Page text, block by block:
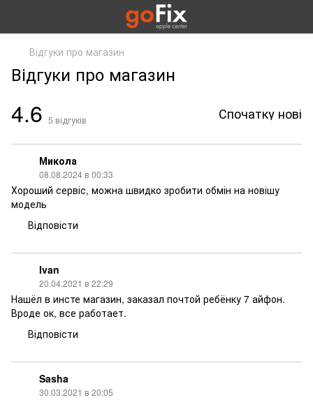
Відгуки про магазин
Відгуки про магазин
4.6 5 відгуків Спочатку нові
Микола
08.08.2024 в 00:33
Хороший сервіс, можна швидко зробити обмін на новішу
модель
Відповісти
Ivan
20.04.2021 в 22:29
Нашёл в инсте магазин, заказал почтой ребёнку 7 айфон.
Вроде ок, все работает.
Відповісти
Sasha
30.03.2021 в 20:05